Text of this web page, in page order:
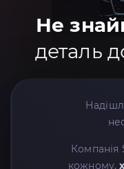
Не
деталь
Компанія
кожному,